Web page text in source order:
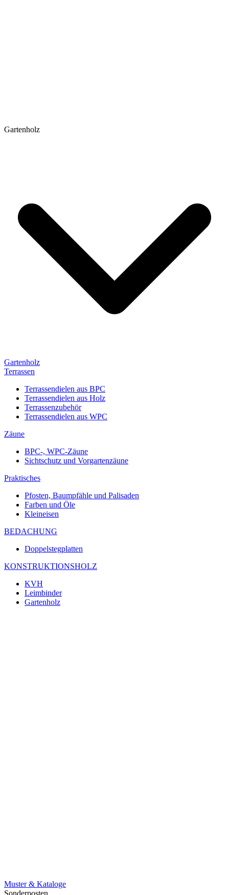
Gartenholz
Gartenholz
Terrassen
Terrassendielen aus BPC
Terrassendielen aus Holz
Terrassenzubehör
Terrassendielen aus WPC
Zäune
BPC-, WPC-Zäune
Sichtschutz und Vorgartenzäune
Praktisches
Pfosten, Baumpfähle und Palisaden
Farben und Öle
Kleineisen
BEDACHUNG
Doppelstegplatten
KONSTRUKTIONSHOLZ
KVH
Leimbinder
Gartenholz
Muster & Kataloge
Sonderposten